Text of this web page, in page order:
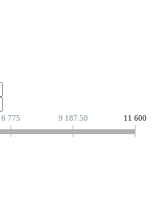
6 775 9 187.50 11 600